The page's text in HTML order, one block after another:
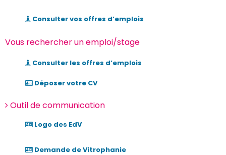
Consulter vos offres d’emplois
Vous rechercher un emploi/stage
Consulter les offres d’emplois
Déposer votre CV
Outil de communication
Logo des EdV
Demande de Vitrophanie